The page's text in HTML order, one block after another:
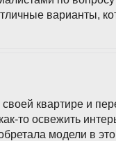
варианты,
квартире и
то освежить
модели в